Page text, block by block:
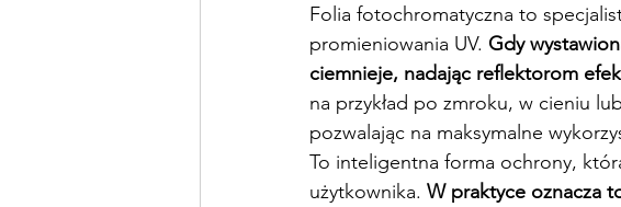
Folia fotochromatyczna to
promieniowania UV. Gdy
ciemnieje, nadając reflektorom
na przykład po zmroku, w cieniu
pozwalając na maksymalne
To inteligentna forma ochrony,
użytkownika. W praktyce oznacza